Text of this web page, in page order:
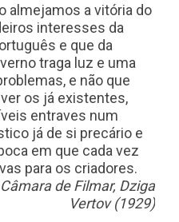
almejamos a vitória do
interesses da
e que da
traga luz e uma
e não que
os já existentes,
entraves num
já de si precário e
em que cada vez
para os criadores.
de Filmar, Dziga
Vertov (1929)